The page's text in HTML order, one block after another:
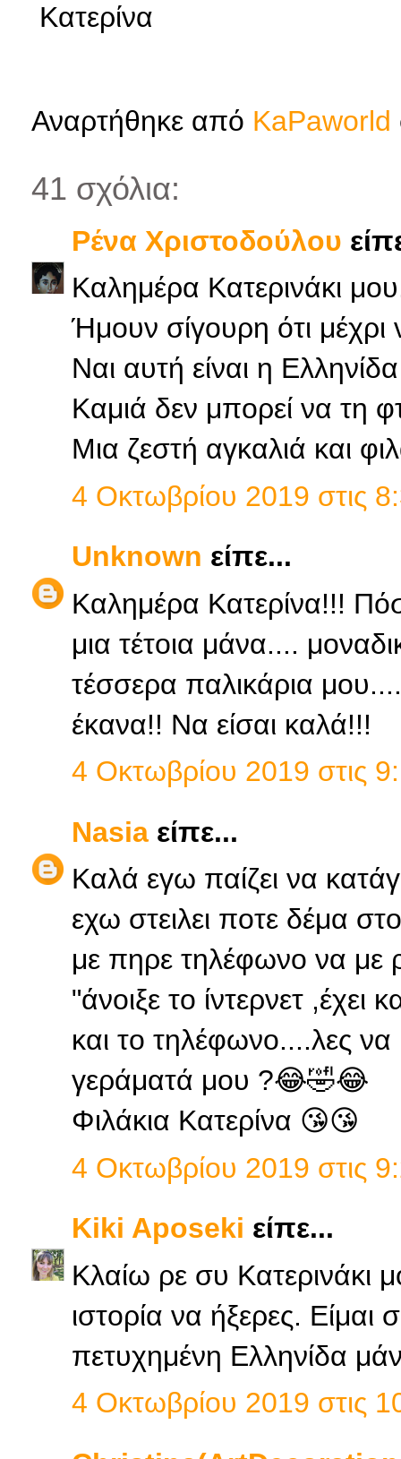
Κατερίνα
Αναρτήθηκε από KaPaworld
41 σχόλια:
Ρένα Χριστοδούλου
Καλημέρα Κατερινάκι
Ήμουν σίγουρη ότι
Ναι αυτή είναι η
Καμιά δεν μπορεί να τη
Μια ζεστή αγκαλιά και
4 Οκτωβρίου 2019 στις
Unknown είπε...
Καλημέρα Κατερίνα!!!
μια τέτοια μάνα....
τέσσερα παλικάρια
έκανα!! Να είσαι καλά!!!
4 Οκτωβρίου 2019 στις
Nasia είπε...
Καλά εγω παίζει να
εχω στειλει ποτε δέμα
με πηρε τηλέφωνο να με
"άνοιξε το ίντερνετ ,έχει
και το τηλέφωνο....λες
γεράματά μου ?😂🤣😂
Φιλάκια Κατερίνα 😘😘
4 Οκτωβρίου 2019 στις
Kiki Aposeki είπε...
Κλαίω ρε συ Κατερινάκι
ιστορία να ήξερες.
πετυχημένη Ελληνίδα
4 Οκτωβρίου 2019 στις